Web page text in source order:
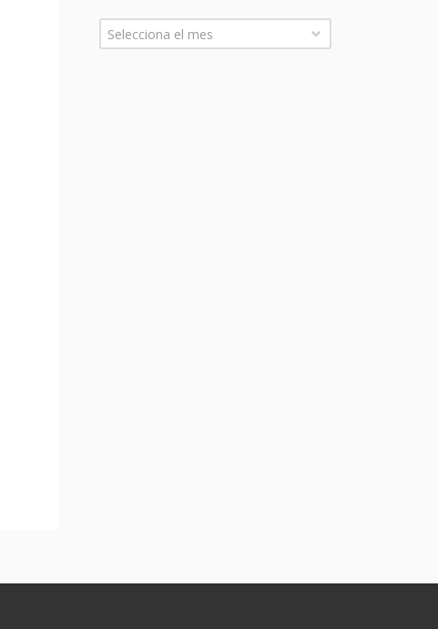
Arxius
Selecciona el mes